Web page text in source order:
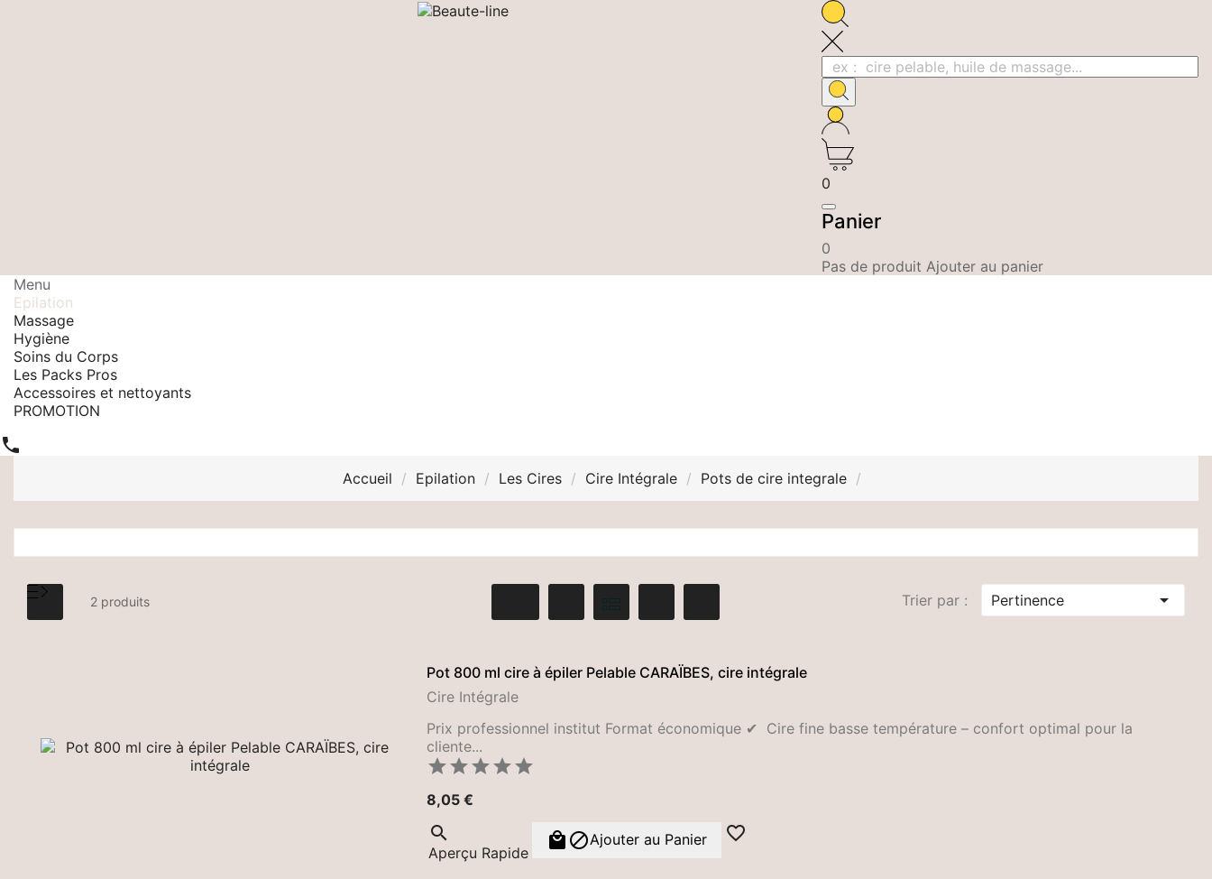
0
Panier
0
Pas de produit Ajouter au panier
Menu
Epilation
Massage
Hygiène
Soins du Corps
Les Packs Pros
Accessoires et nettoyants
PROMOTION

Accueil Epilation Les Cires Cire Intégrale Pots de cire integrale
2 produits Trier par : Pertinence 
Pot 800 ml cire à épiler Pelable CARAÏBES, cire intégrale
Cire Intégrale
Prix professionnel institut Format économique ✔ Cire fine basse température – confort optimal pour la
cliente...

8,05 €Prix

Aperçu Rapide
 Ajouter au Panier 